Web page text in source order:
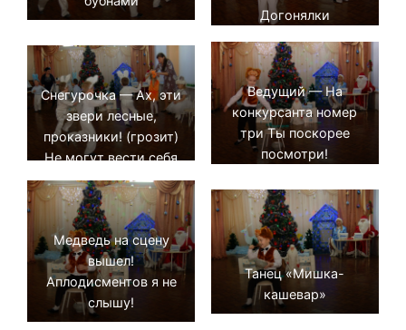
Догонялки
Снегурочка — Ах, эти
звери лесные,
проказники! (грозит)
Не могут вести себя
тихо на празднике!
Ведущий — На
конкурсанта номер
три Ты поскорее
посмотри!
Медведь на сцену
вышел!
Аплодисментов я не
слышу!
Танец «Мишка-
кашевар»